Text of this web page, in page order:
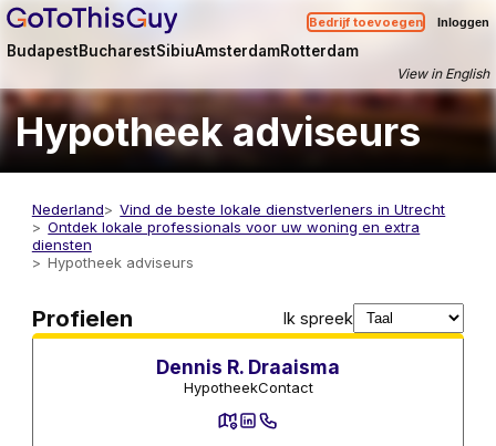
Bedrijf toevoegen Inloggen
BudapestBucharestSibiuAmsterdamRotterdam
View in English
Hypotheek adviseurs
Nederland
Vind de beste lokale dienstverleners in Utrecht
Ontdek lokale professionals voor uw woning en extra
diensten
Hypotheek adviseurs
Profielen Ik spreekHypotheek adviseurs
Dennis R. Draaisma
HypotheekContact